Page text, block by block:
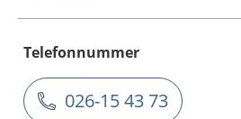
Telefonnummer
026-15 43 73